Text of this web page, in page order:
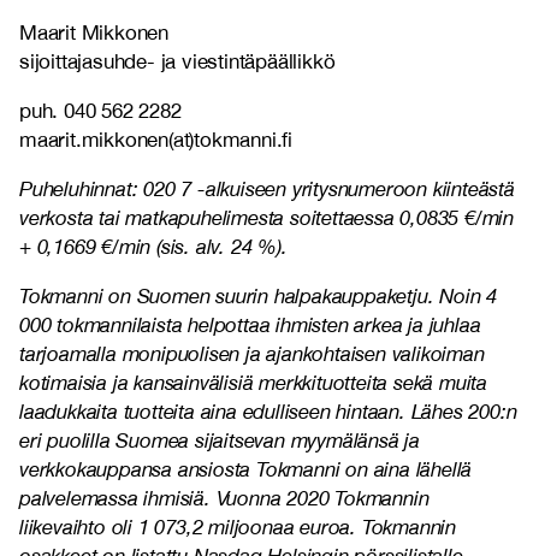
Maarit Mikkonen
sijoittajasuhde- ja viestintäpäällikkö
puh. 040 562 2282
maarit.mikkonen(at)tokmanni.fi
Puheluhinnat: 020 7 -alkuiseen yritysnumeroon kiinteästä
verkosta tai matkapuhelimesta soitettaessa 0,0835 €/min
+ 0,1669 €/min (sis. alv. 24 %).
Tokmanni on Suomen suurin halpakauppaketju. Noin 4
000 tokmannilaista helpottaa ihmisten arkea ja juhlaa
tarjoamalla monipuolisen ja ajankohtaisen valikoiman
kotimaisia ja kansainvälisiä merkkituotteita sekä muita
laadukkaita tuotteita aina edulliseen hintaan. Lähes 200:n
eri puolilla Suomea sijaitsevan myymälänsä ja
verkkokauppansa ansiosta Tokmanni on aina lähellä
palvelemassa ihmisiä. Vuonna 2020 Tokmannin
liikevaihto oli 1 073,2 miljoonaa euroa. Tokmannin